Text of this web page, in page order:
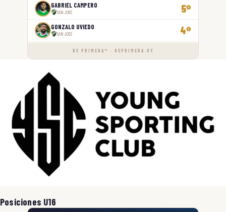
GABRIEL CAMPERO
SAN JOSÉ 5⚽
GONZALO UVIEDO
SAN JOSÉ 4⚽
DE PRIMERA™ · DEPRIMERA.UY
Posiciones U16